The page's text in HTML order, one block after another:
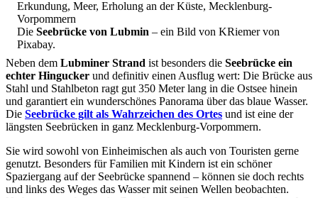
Die Seebrücke von Lubmin – ein Bild von KRiemer von
Pixabay.
Neben dem Lubminer Strand ist besonders die Seebrücke ein
echter Hingucker und definitiv einen Ausflug wert: Die Brücke aus
Stahl und Stahlbeton ragt gut 350 Meter lang in die Ostsee hinein
und garantiert ein wunderschönes Panorama über das blaue Wasser.
Die Seebrücke gilt als Wahrzeichen des Ortes und ist eine der
längsten Seebrücken in ganz Mecklenburg-Vorpommern.
Sie wird sowohl von Einheimischen als auch von Touristen gerne
genutzt. Besonders für Familien mit Kindern ist ein schöner
Spaziergang auf der Seebrücke spannend – können sie doch rechts
und links des Weges das Wasser mit seinen Wellen beobachten.